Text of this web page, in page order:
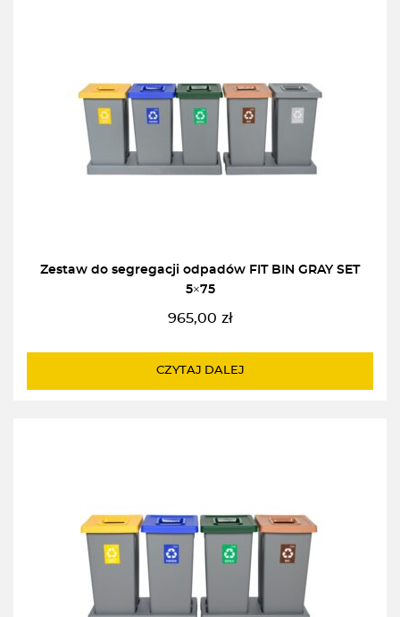
Zestaw do segregacji odpadów FIT BIN GRAY SET
5×75
965,00 zł
CZYTAJ DALEJ